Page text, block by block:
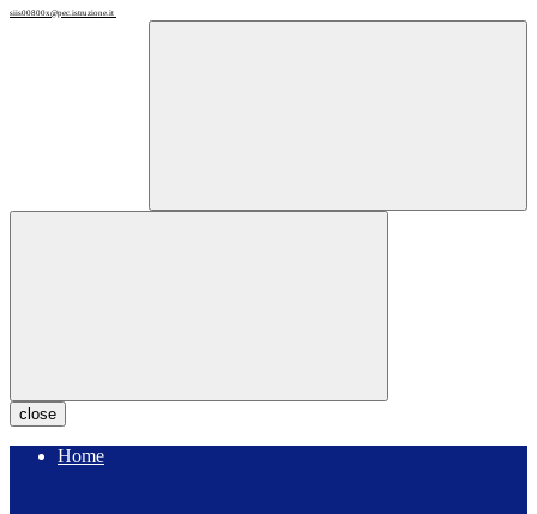
siis00800x@pec.istruzione.it
close
Home